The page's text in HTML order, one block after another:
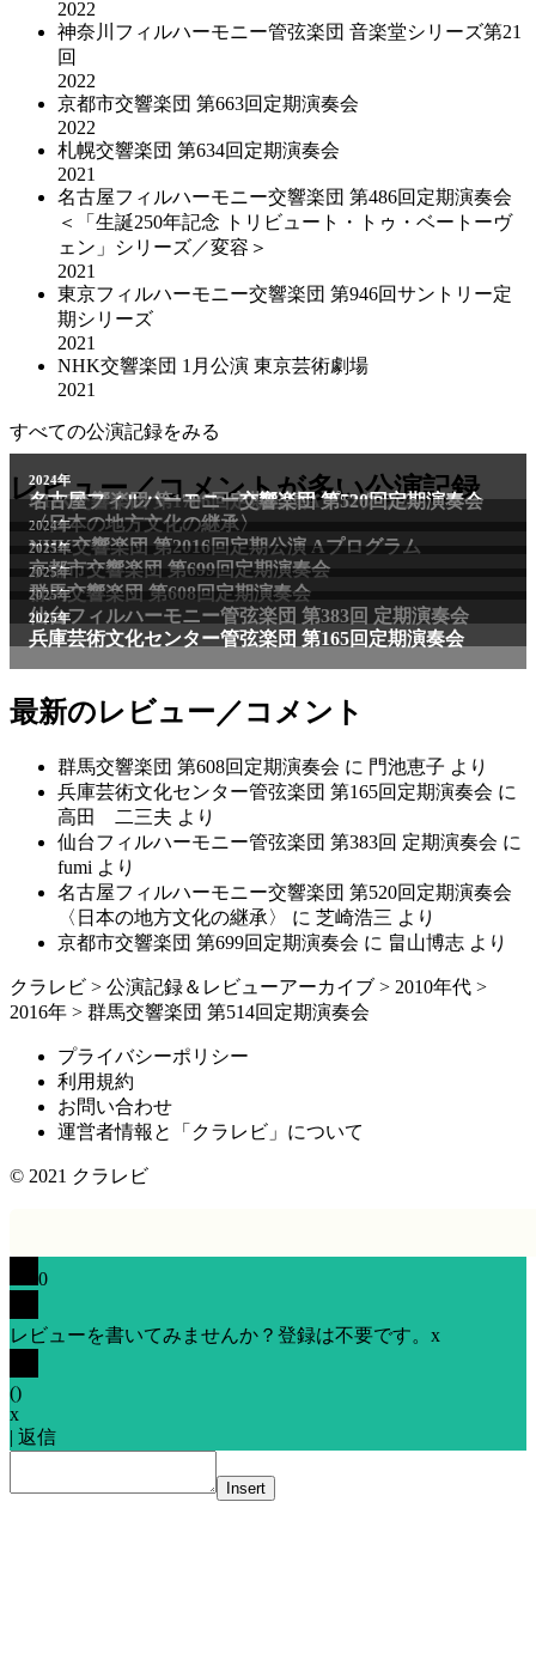
2022
神奈川フィルハーモニー管弦楽団 音楽堂シリーズ第21
回
2022
京都市交響楽団 第663回定期演奏会
2022
札幌交響楽団 第634回定期演奏会
2021
名古屋フィルハーモニー交響楽団 第486回定期演奏会
＜「生誕250年記念 トリビュート・トゥ・ベートーヴ
ェン」シリーズ／変容＞
2021
東京フィルハーモニー交響楽団 第946回サントリー定
期シリーズ
2021
NHK交響楽団 1⽉公演 東京芸術劇場
2021
すべての公演記録をみる
レビュー／コメントが多い公演記録
2011年
NHK交響楽団 第1706回定期公演Aプログラム
2024年
名古屋フィルハーモニー交響楽団 第520回定期演奏会
〈日本の地方文化の継承〉
2024年
NHK交響楽団 第2016回定期公演 Aプログラム
2025年
京都市交響楽団 第699回定期演奏会
2025年
群馬交響楽団 第608回定期演奏会
2025年
仙台フィルハーモニー管弦楽団 第383回 定期演奏会
2025年
兵庫芸術文化センター管弦楽団 第165回定期演奏会
最新のレビュー／コメント
群馬交響楽団 第608回定期演奏会 に 門池恵子 より
兵庫芸術文化センター管弦楽団 第165回定期演奏会 に
高田 二三夫 より
仙台フィルハーモニー管弦楽団 第383回 定期演奏会 に
fumi より
名古屋フィルハーモニー交響楽団 第520回定期演奏会
〈日本の地方文化の継承〉
に 芝崎浩三 より
京都市交響楽団 第699回定期演奏会 に 畠山博志 より
クラレビ > 公演記録＆レビューアーカイブ > 2010年代 >
2016年 > 群馬交響楽団 第514回定期演奏会
プライバシーポリシー
利用規約
お問い合わせ
運営者情報と「クラレビ」について
© 2021 クラレビ
0
レビューを書いてみませんか？登録は不要です。 x
()
x
| 返信
Insert